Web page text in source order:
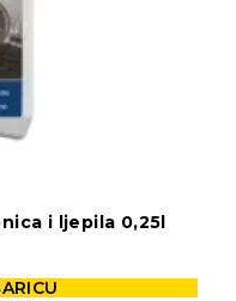
i ljepila 0,25l